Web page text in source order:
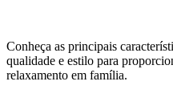
Conheça as principais
qualidade e estilo para
relaxamento em família.